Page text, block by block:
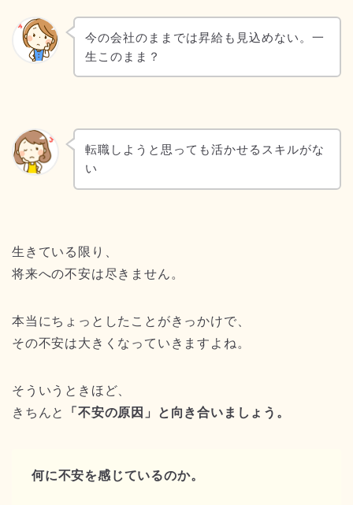
今の会社のままでは昇給も見込めない。一
生このまま？
転職しようと思っても活かせるスキルがな
い
生きている限り、
将来への不安は尽きません。
本当にちょっとしたことがきっかけで、
その不安は大きくなっていきますよね。
そういうときほど、
きちんと
「不安の原因」と向き合いましょう。
何に不安を感じているのか。